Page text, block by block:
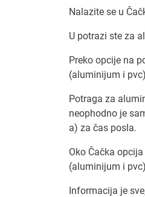
Nalazite se u
U potrazi ste za
Preko opcije na
(aluminijum i
Potraga za
neophodno je
a) za čas posla.
Oko Čačka
(aluminijum i
Informacija je